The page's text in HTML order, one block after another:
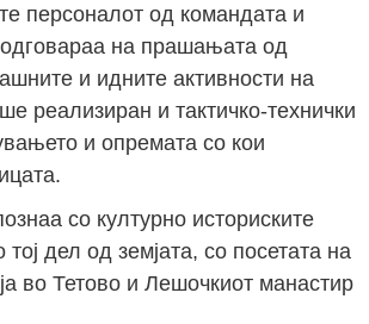
персоналот од командата и
на прашањата од
и идните активности на
реализиран и тактичко-технички
и опремата со кои
со културно историските
дел од земјата, со посетата на
во Тетово и Лешочкиот манастир